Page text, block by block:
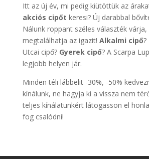
Itt az új év, mi pedig kiütöttük az
akciós cipőt keresi? Új darabbal
Nálunk roppant széles választék
megtalálhatja az igazit! Alkalmi cipő?
Utcai cipő? Gyerek cipő? A Scarpa
legjobb helyen jár.
Minden téli lábbelit -30%, -50%
kínálunk, ne hagyja ki a vissza nem
teljes kínálatunkért látogasson el
fog csalódni!